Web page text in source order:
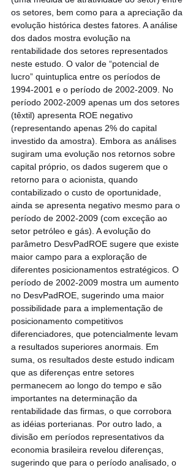
os setores, bem como para a apreciação da
evolução histórica destes fatores. A análise
dos dados mostra evolução na
rentabilidade dos setores representados
neste estudo. O valor de “potencial de
lucro” quintuplica entre os períodos de
1994-2001 e o período de 2002-2009. No
período 2002-2009 apenas um dos setores
(têxtil) apresenta ROE negativo
(representando apenas 2% do capital
investido da amostra). Embora as análises
sugiram uma evolução nos retornos sobre
capital próprio, os dados sugerem que o
retorno para o acionista, quando
contabilizado o custo de oportunidade,
ainda se apresenta negativo mesmo para o
período de 2002-2009 (com exceção ao
setor petróleo e gás). A evolução do
parâmetro DesvPadROE sugere que existe
maior campo para a exploração de
diferentes posicionamentos estratégicos. O
período de 2002-2009 mostra um aumento
no DesvPadROE, sugerindo uma maior
possibilidade para a implementação de
posicionamento competitivos
diferenciadores, que potencialmente levam
a resultados superiores anormais. Em
suma, os resultados deste estudo indicam
que as diferenças entre setores
permanecem ao longo do tempo e são
importantes na determinação da
rentabilidade das firmas, o que corrobora
as idéias porterianas. Por outro lado, a
divisão em períodos representativos da
economia brasileira revelou diferenças,
sugerindo que para o período analisado, o